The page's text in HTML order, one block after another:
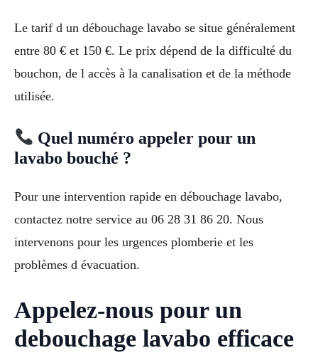
Le tarif d un débouchage lavabo se situe généralement
entre 80 € et 150 €. Le prix dépend de la difficulté du
bouchon, de l accès à la canalisation et de la méthode
utilisée.
Quel numéro appeler pour un
lavabo bouché ?
Pour une intervention rapide en débouchage lavabo,
contactez notre service au 06 28 31 86 20. Nous
intervenons pour les urgences plomberie et les
problèmes d évacuation.
Appelez-nous pour un
debouchage lavabo efficace